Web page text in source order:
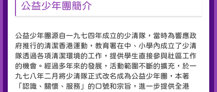
公益少年團簡介
公益少年團源自一九七四年成立的少清隊，當時為響應政
府推行的清潔香港運動，教育署在中、小學內成立了少清
隊透過各項清潔環境的工作，提供學生直接參與社區工作
的機會。經過多年來的發展，活動範圍不斷的擴充，於一
九七八年二月將少清隊正式改名成為公益少年團，本著
「認識、關懷、服務」的口號和宗旨，進一步提供全港